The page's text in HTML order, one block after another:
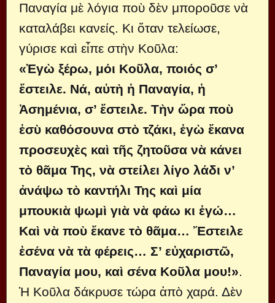
Παναγία μὲ λόγια ποὺ δὲν μποροῦσε νὰ
καταλάβει κανείς. Κι ὅταν τελείωσε,
γύρισε καὶ εἶπε στὴν Κοῦλα:
«Ἐγὼ ξέρω, μόι Κοῦλα, ποιός σ’
ἔστειλε. Νά, αὐτὴ ἡ Παναγία, ἡ
Ἀσημένια, σ’ ἔστειλε. Τὴν ὥρα ποὺ
ἐσὺ καθόσουνα στὸ τζάκι, ἐγὼ ἔκανα
προσευχὲς καὶ τῆς ζητοῦσα νὰ κάνει
τὸ θᾶμα Της, νὰ στείλει λίγο λάδι ν’
ἀνάψω τὸ καντήλι Της καὶ μία
μπουκιὰ ψωμὶ γιὰ νὰ φάω κι ἐγώ…
Καὶ νὰ ποὺ ἔκανε τὸ θᾶμα… Ἔστειλε
ἐσένα νὰ τὰ φέρεις… Σ’ εὐχαριστῶ,
Παναγία μου, καὶ σένα Κοῦλα μου!».
Ἡ Κοῦλα δάκρυσε τώρα ἀπὸ χαρά. Δὲν